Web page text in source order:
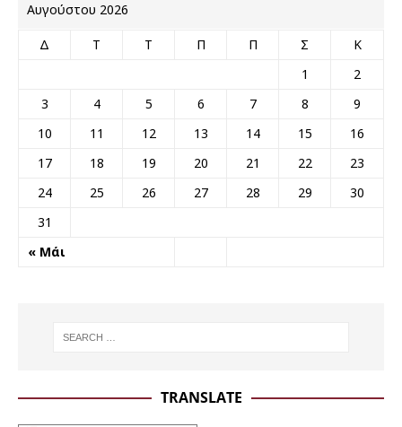
Αυγούστου 2026
Δ Τ Τ Π Π Σ Κ
« Μάι
1
2
3
4 5 6 7 8
9
10
11 12 13 14 15
16
17
18 19 20 21 22
23
24
25 26 27 28 29
30
31
TRANSLATE